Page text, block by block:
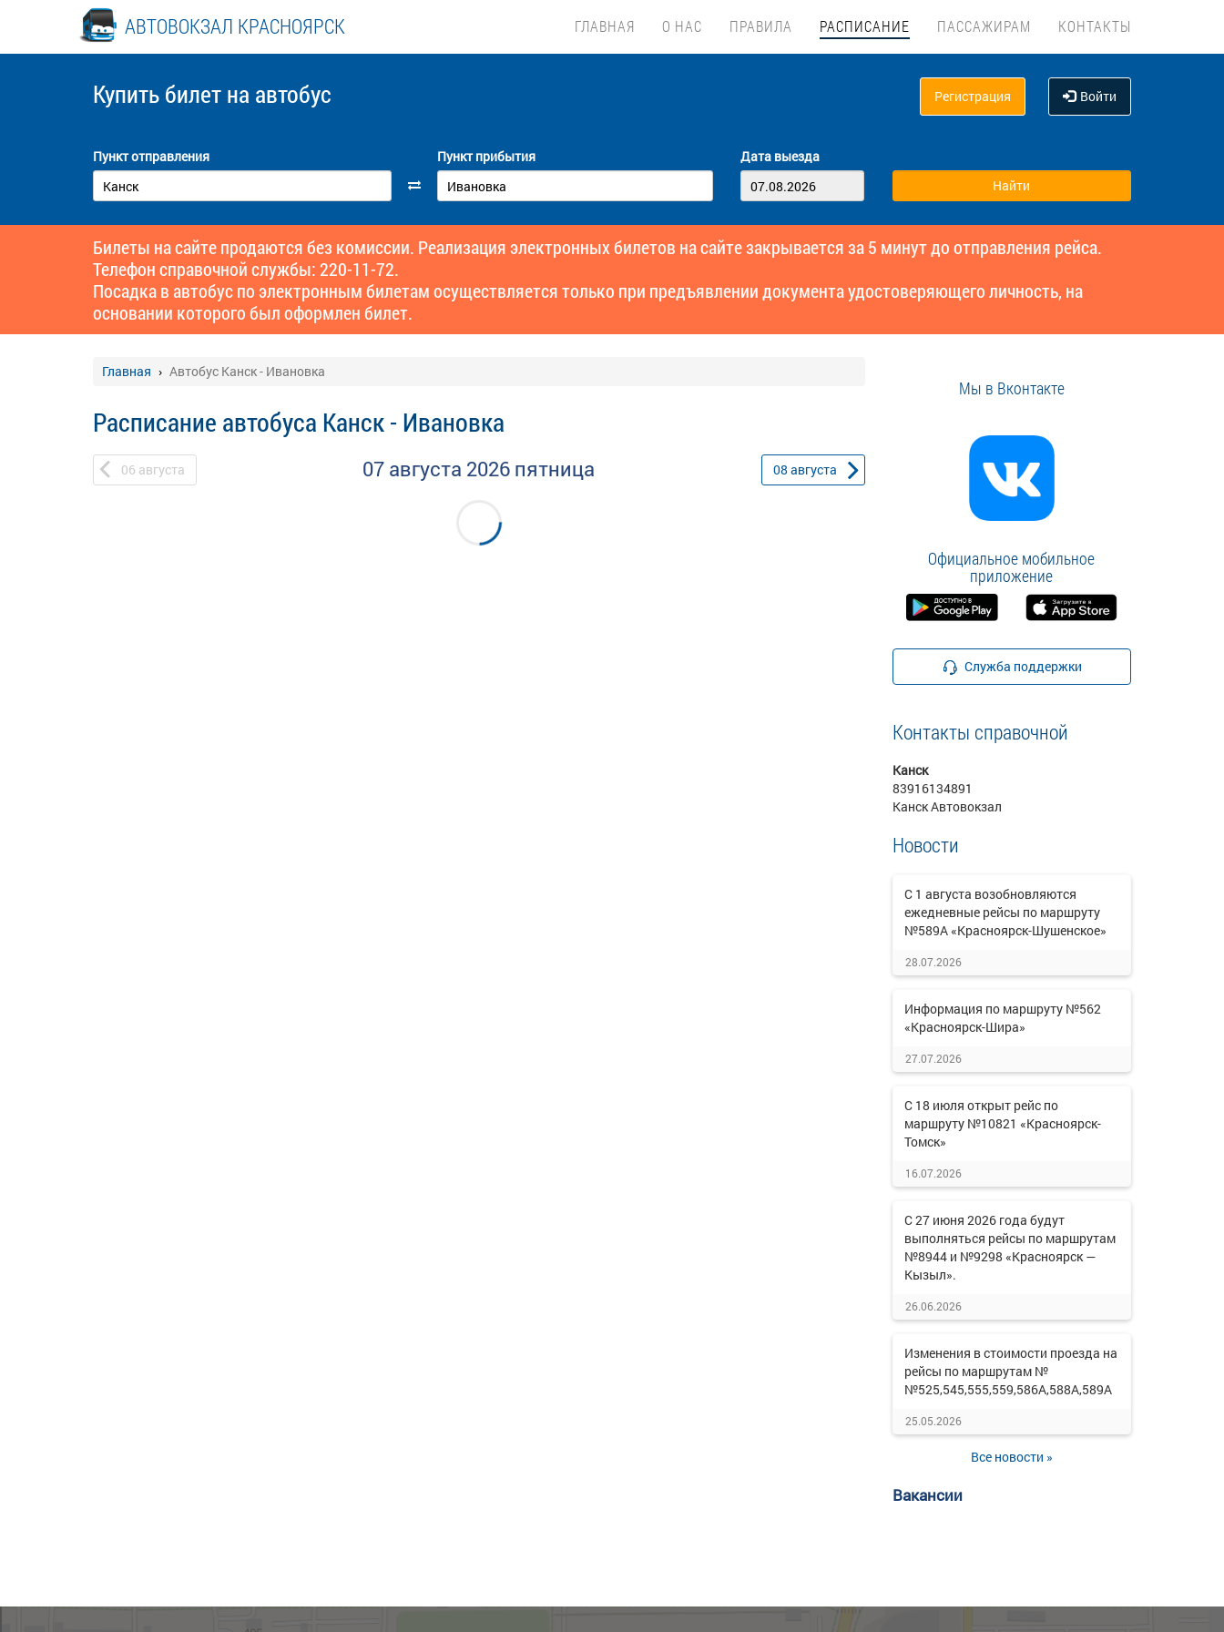
АВТОВОКЗАЛ КРАСНОЯРСК ГЛАВНАЯ О НАС ПРАВИЛА РАСПИСАНИЕ ПАССАЖИРАМ КОНТАКТЫ
Купить билет на автобус Регистрация Войти
Пункт отправления Пункт прибытия Дата выезда
Билеты на сайте продаются без комиссии. Реализация электронных билетов на сайте закрывается за 5 минут до отправления рейса.
Телефон справочной службы: 220-11-72.
Посадка в автобус по электронным билетам осуществляется только при предъявлении документа удостоверяющего личность, на
основании которого был оформлен билет.
Главная Автобус Канск - Ивановка
Расписание автобуса Канск - Ивановка
06 августа 07 августа 2026 пятница 08 августа
Мы в Вконтакте
Официальное мобильное
приложение
Служба поддержки
Контакты справочной
Канск
83916134891
Канск Автовокзал
Новости
С 1 августа возобновляются
ежедневные рейсы по маршруту
№589А «Красноярск-Шушенское»
28.07.2026
Информация по маршруту №562
«Красноярск-Шира»
27.07.2026
С 18 июля открыт рейс по
маршруту №10821 «Красноярск-
Томск»
16.07.2026
С 27 июня 2026 года будут
выполняться рейсы по маршрутам
№8944 и №9298 «Красноярск —
Кызыл».
26.06.2026
Изменения в стоимости проезда на
рейсы по маршрутам №
№525,545,555,559,586А,588А,589А
25.05.2026
Все новости »
Вакансии